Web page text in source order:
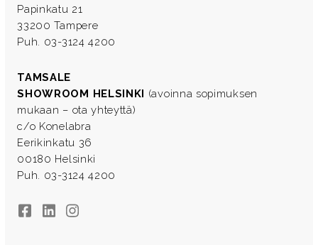
Papinkatu 21
33200 Tampere
Puh. 03-3124 4200
TAMSALE
SHOWROOM HELSINKI
(avoinna sopimuksen
mukaan – ota yhteyttä)
c/o Konelabra
Eerikinkatu 36
00180 Helsinki
Puh. 03-3124 4200
FacebookLinkedInInstagram